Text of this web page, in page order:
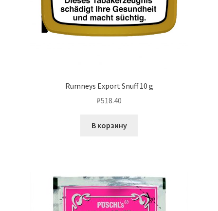
Rumneys Export Snuff 10 g
₽518.40
В корзину